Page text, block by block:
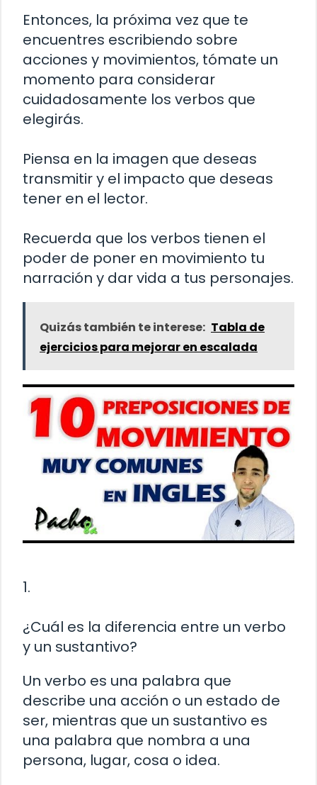
Entonces, la próxima vez que te
encuentres escribiendo sobre
acciones y movimientos, tómate un
momento para considerar
cuidadosamente los verbos que
elegirás.
Piensa en la imagen que deseas
transmitir y el impacto que deseas
tener en el lector.
Recuerda que los verbos tienen el
poder de poner en movimiento tu
narración y dar vida a tus personajes.
Quizás también te interese: Tabla de
ejercicios para mejorar en escalada
1.
¿Cuál es la diferencia entre un verbo
y un sustantivo?
Un verbo es una palabra que
describe una acción o un estado de
ser, mientras que un sustantivo es
una palabra que nombra a una
persona, lugar, cosa o idea.